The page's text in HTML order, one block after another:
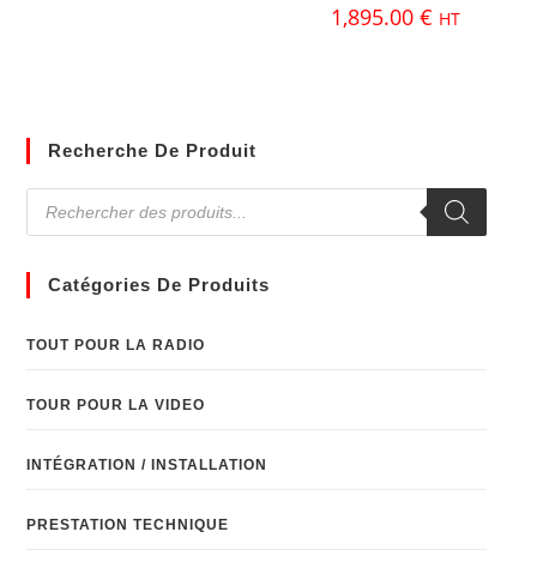
1,895.00 € HT
Recherche De Produit
Catégories De Produits
TOUT POUR LA RADIO
TOUR POUR LA VIDEO
INTÉGRATION / INSTALLATION
PRESTATION TECHNIQUE